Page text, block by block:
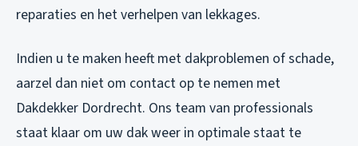
reparaties en het verhelpen van lekkages.
Indien u te maken heeft met dakproblemen of schade,
aarzel dan niet om contact op te nemen met
Dakdekker Dordrecht. Ons team van professionals
staat klaar om uw dak weer in optimale staat te